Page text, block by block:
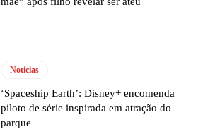
Notícias
‘Spaceship Earth’: Disney+ encomenda
piloto de série inspirada em atração do
parque